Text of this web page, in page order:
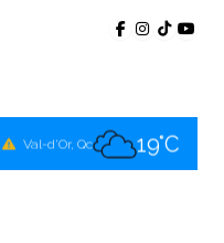
Val-d'Or, Qc 19°C